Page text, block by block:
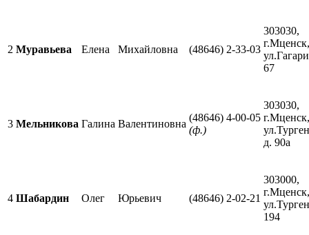
2 Муравьева Елена Михайловна (48646) 2-33-03
303030,
г.Мценск,
67
3 Мельникова Галина Валентиновна
(48646) 4-00-05
(ф.)
303030,
г.Мценск,
д. 90а
4 Шабардин Олег Юрьевич (48646) 2-02-21
303000,
г.Мценск,
194